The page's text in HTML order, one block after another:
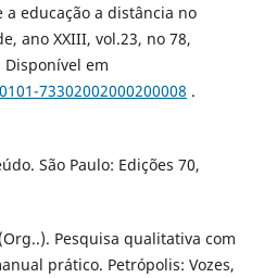
a educação a distância no
ano XXIII, vol.23, no 78,
Disponível em
73302002000200008 .
São Paulo: Edições 70,
(Org..). Pesquisa qualitativa com
prático. Petrópolis: Vozes,